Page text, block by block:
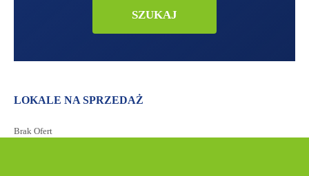
LOKALE NA SPRZEDAŻ
Brak Ofert